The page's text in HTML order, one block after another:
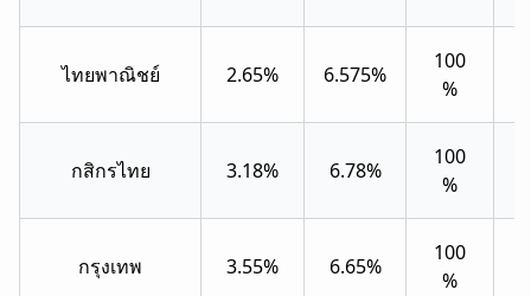
ไทยพาณิชย์ 2.65% 6.575%
100
%
กสิกรไทย 3.18% 6.78%
100
%
กรุงเทพ 3.55% 6.65%
100
%